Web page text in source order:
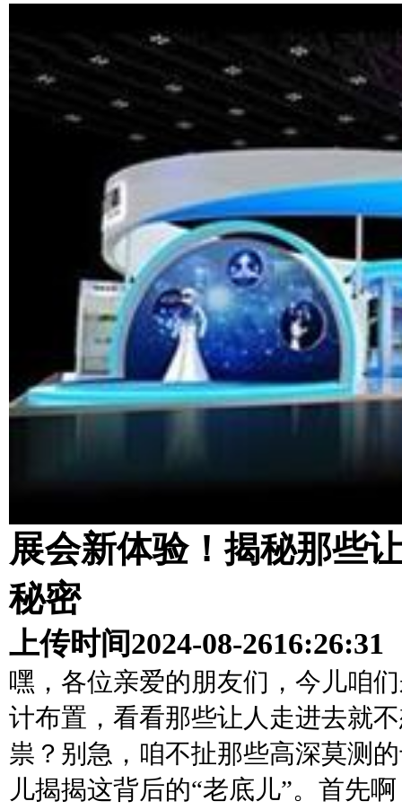
展会新体验！揭秘那些
秘密
上传时间2024-08-2616:26:31
嘿，各位亲爱的朋友们，今儿咱
计布置，看看那些让人走进去就
祟？别急，咱不扯那些高深莫测
儿揭揭这背后的“老底儿”。首先